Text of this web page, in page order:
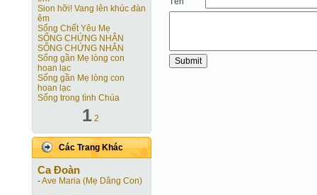
Sion hỡi! Vang lên khúc đàn
êm
Sống Chết Yêu Mẹ
SỐNG CHỨNG NHÂN
SỐNG CHỨNG NHÂN
Sống gần Mẹ lòng con
hoan lạc
Sống gần Mẹ lòng con
hoan lạc
Sống trong tình Chúa
1 2
Các Trang Khác
Ca Ðoàn
-Ave Maria (Mẹ Dâng Con)